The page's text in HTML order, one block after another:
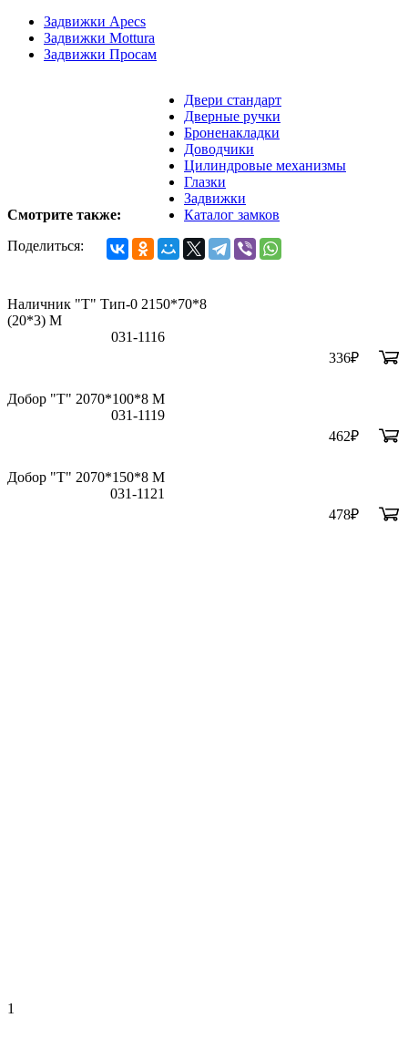
Задвижки Apecs
Задвижки Mottura
Задвижки Просам
Смотрите также:
Двери стандарт
Дверные ручки
Броненакладки
Доводчики
Цилиндровые механизмы
Глазки
Задвижки
Каталог замков
Поделиться:
Наличник "Т" Тип-0 2150*70*8
(20*3) M
031-1116
336₽
Добор "Т" 2070*100*8 М
031-1119
462₽
Добор "Т" 2070*150*8 М
031-1121
478₽
1